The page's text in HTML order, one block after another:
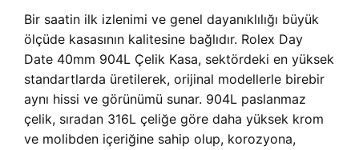
Bir saatin ilk izlenimi ve genel dayanıklılığı büyük
ölçüde kasasının kalitesine bağlıdır. Rolex Day
Date 40mm 904L Çelik Kasa, sektördeki en yüksek
standartlarda üretilerek, orijinal modellerle birebir
aynı hissi ve görünümü sunar. 904L paslanmaz
çelik, sıradan 316L çeliğe göre daha yüksek krom
ve molibden içeriğine sahip olup, korozyona,